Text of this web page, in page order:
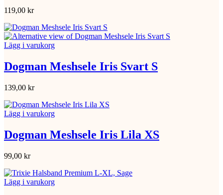
119,00 kr
Lägg i varukorg
Dogman Meshsele Iris Svart S
139,00 kr
Lägg i varukorg
Dogman Meshsele Iris Lila XS
99,00 kr
Lägg i varukorg